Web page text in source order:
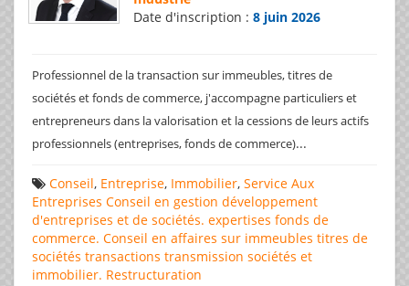
Date d'inscription : 8 juin 2026
Professionnel de la transaction sur immeubles, titres de
sociétés et fonds de commerce, j'accompagne particuliers et
entrepreneurs dans la valorisation et la cessions de leurs actifs
professionnels (entreprises, fonds de commerce)...
Conseil, Entreprise, Immobilier, Service Aux
Entreprises Conseil en gestion développement
d'entreprises et de sociétés. expertises fonds de
commerce. Conseil en affaires sur immeubles titres de
sociétés transactions transmission sociétés et
immobilier. Restructuration